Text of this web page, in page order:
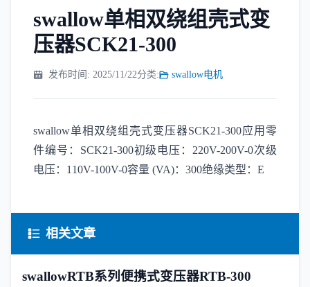
swallow单相双绕组壳式变
压器SCK21-300
发布时间: 2025/11/22分类: swallow电机
swallow单相双绕组壳式变压器SCK21-300应用零
件编号：SCK21-300初级电压：220V-200V-0次级
电压：110V-100V-0容量 (VA)：300绝缘类型：E
相关文章
swallowRTB系列便携式变压器RTB-300